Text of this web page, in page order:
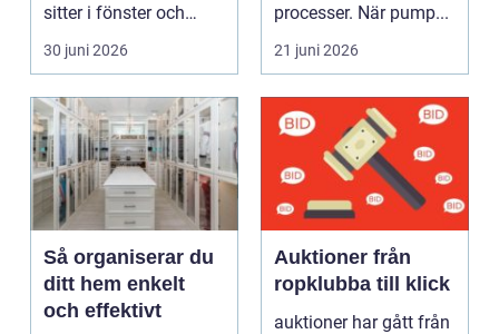
sitter i fönster och
dörrar, i kylskå...
30 juni 2026
processer. När pump...
21 juni 2026
Så organiserar du
ditt hem enkelt
och effektivt
Auktioner från
ropklubba till klick
auktioner har gått från